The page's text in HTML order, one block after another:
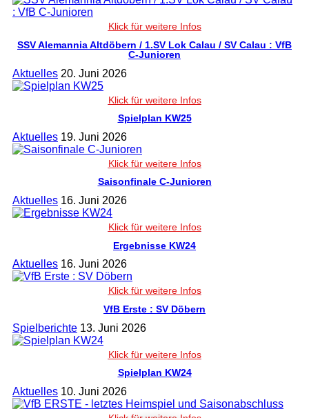
SSV Alemannia Altdöbern /​ 1.SV Lok Calau /​ SV Calau : VfB
C-Junioren
Aktuelles 20. Juni 2026
Spielplan KW25
Aktuelles 19. Juni 2026
Saisonfinale C-Junioren
Aktuelles 16. Juni 2026
Ergebnisse KW24
Aktuelles 16. Juni 2026
VfB Erste : SV Döbern
Spielberichte 13. Juni 2026
Spielplan KW24
Aktuelles 10. Juni 2026